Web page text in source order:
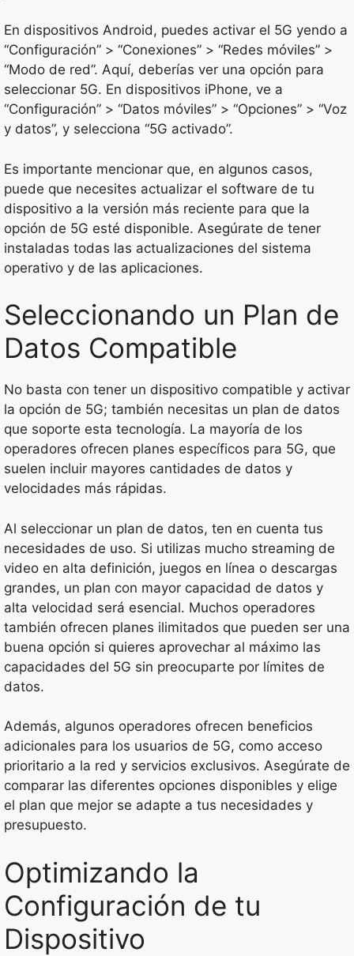
En dispositivos Android, puedes activar el 5G yendo a
“Configuración” > “Conexiones” > “Redes móviles” >
“Modo de red”. Aquí, deberías ver una opción para
seleccionar 5G. En dispositivos iPhone, ve a
“Configuración” > “Datos móviles” > “Opciones” > “Voz
y datos”, y selecciona “5G activado”.
Es importante mencionar que, en algunos casos,
puede que necesites actualizar el software de tu
dispositivo a la versión más reciente para que la
opción de 5G esté disponible. Asegúrate de tener
instaladas todas las actualizaciones del sistema
operativo y de las aplicaciones.
Seleccionando un Plan de
Datos Compatible
No basta con tener un dispositivo compatible y activar
la opción de 5G; también necesitas un plan de datos
que soporte esta tecnología. La mayoría de los
operadores ofrecen planes específicos para 5G, que
suelen incluir mayores cantidades de datos y
velocidades más rápidas.
Al seleccionar un plan de datos, ten en cuenta tus
necesidades de uso. Si utilizas mucho streaming de
video en alta definición, juegos en línea o descargas
grandes, un plan con mayor capacidad de datos y
alta velocidad será esencial. Muchos operadores
también ofrecen planes ilimitados que pueden ser una
buena opción si quieres aprovechar al máximo las
capacidades del 5G sin preocuparte por límites de
datos.
Además, algunos operadores ofrecen beneficios
adicionales para los usuarios de 5G, como acceso
prioritario a la red y servicios exclusivos. Asegúrate de
comparar las diferentes opciones disponibles y elige
el plan que mejor se adapte a tus necesidades y
presupuesto.
Optimizando la
Configuración de tu
Dispositivo